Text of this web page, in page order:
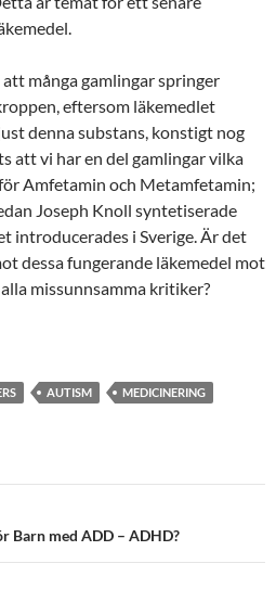
många gamlingar springer
eftersom läkemedlet
denna substans, konstigt nog
att vi har en del gamlingar vilka
Amfetamin och Metamfetamin;
Joseph Knoll syntetiserade
introducerades i Sverige. Är det
dessa fungerande läkemedel mot
missunnsamma kritiker?
AUTISM
MEDICINERING
Barn med ADD – ADHD?